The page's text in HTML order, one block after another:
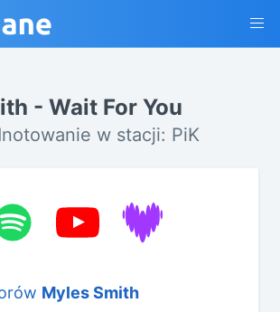
- Wait For You
w stacji: PiK
Myles Smith